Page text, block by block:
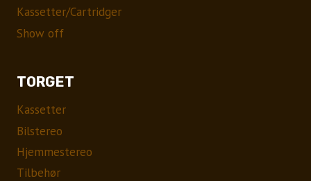
Kassetter/Cartridger
Show off
TORGET
Kassetter
Bilstereo
Hjemmestereo
Tilbehør